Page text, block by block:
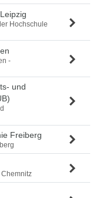
Hochschule
-
und
Freiberg
Chemnitz